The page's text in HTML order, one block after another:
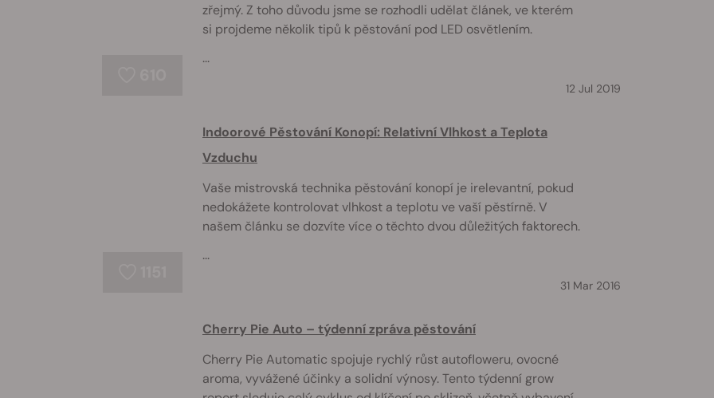
zřejmý. Z toho důvodu jsme se rozhodli udělat článek, ve kterém
si projdeme několik tipů k pěstování pod LED osvětlením.
...
12 Jul 2019
Indoorové Pěstování Konopí: Relativní Vlhkost a Teplota
Vzduchu
Vaše mistrovská technika pěstování konopí je irelevantní, pokud
nedokážete kontrolovat vlhkost a teplotu ve vaší pěstírně. V
našem článku se dozvíte více o těchto dvou důležitých faktorech.
...
31 Mar 2016
Cherry Pie Auto – týdenní zpráva pěstování
Cherry Pie Automatic spojuje rychlý růst autofloweru, ovocné
aroma, vyvážené účinky a solidní výnosy. Tento týdenní grow